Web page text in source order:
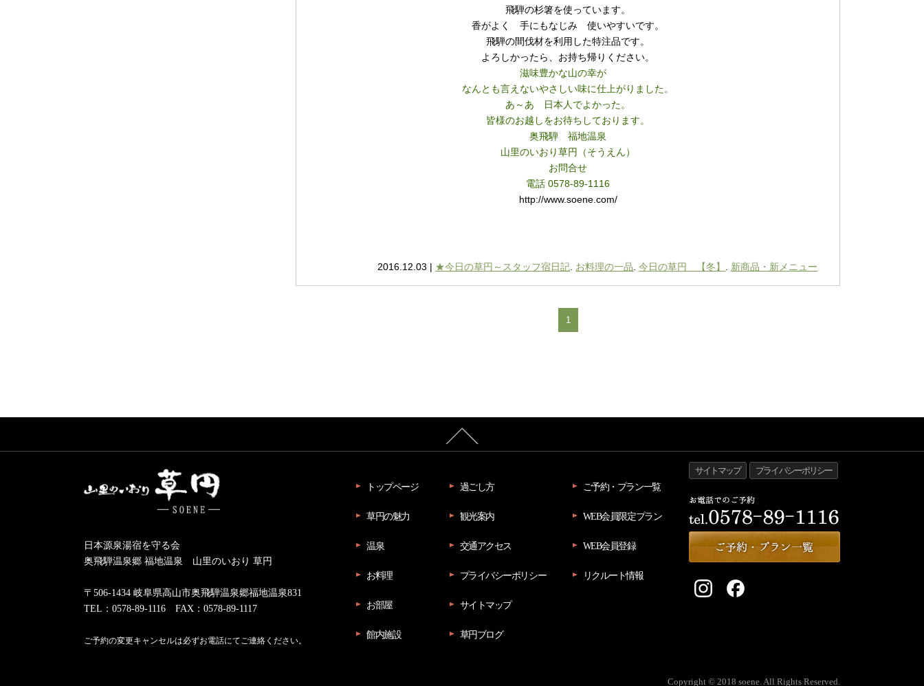
飛騨の杉箸を使っています。
香がよく 手にもなじみ 使いやすいです。
飛騨の間伐材を利用した特注品です。
よろしかったら、お持ち帰りください。
滋味豊かな山の幸が
なんとも言えないやさしい味に仕上がりました。
あ～あ 日本人でよかった。
皆様のお越しをお待ちしております。
奥飛騨 福地温泉
山里のいおり草円（そうえん）
お問合せ
電話 0578-89-1116
http://www.soene.com/
2016.12.03 | ★今日の草円～スタッフ宿日記 お料理の一品 .今日の草円 【冬】 新商品・新メニュー
1
日本源泉湯宿を守る会
奥飛騨温泉郷 福地温泉 山里のいおり 草円
〒506-1434 岐阜県高山市奥飛騨温泉郷福地温泉831
TEL：0578-89-1116 FAX：0578-89-1117
ご予約の変更キャンセルは必ずお電話にてご連絡ください。
トップページ
草円の魅力
温泉
お料理
お部屋
館内施設
過ごし方
観光案内
交通アクセス
プライバシーポリシー
サイトマップ
草円ブログ
ご予約・プラン一覧
WEB会員限定プラン
WEB会員登録
リクルート情報
サイトマップ プライバシーポリシー
Copyright © 2018 soene. All Rights Reserved.